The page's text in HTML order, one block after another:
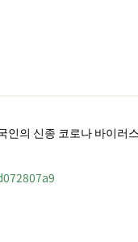
인의 신종 코로나 바이러